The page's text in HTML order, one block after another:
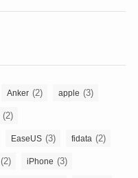
Anker (2) apple (3)
(2)
EaseUS (3) fidata (2)
(2) iPhone (3)